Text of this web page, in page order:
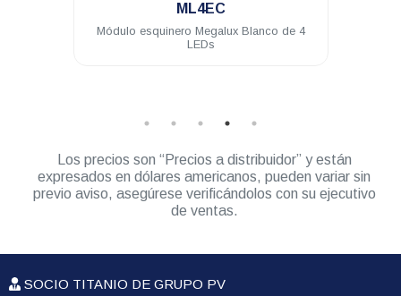
ML4EC
Módulo esquinero Megalux Blanco de 4
LEDs
Los precios son “Precios a distribuidor” y están
expresados en dólares americanos, pueden variar sin
previo aviso, asegúrese verificándolos con su ejecutivo
de ventas.
SOCIO TITANIO DE GRUPO PV